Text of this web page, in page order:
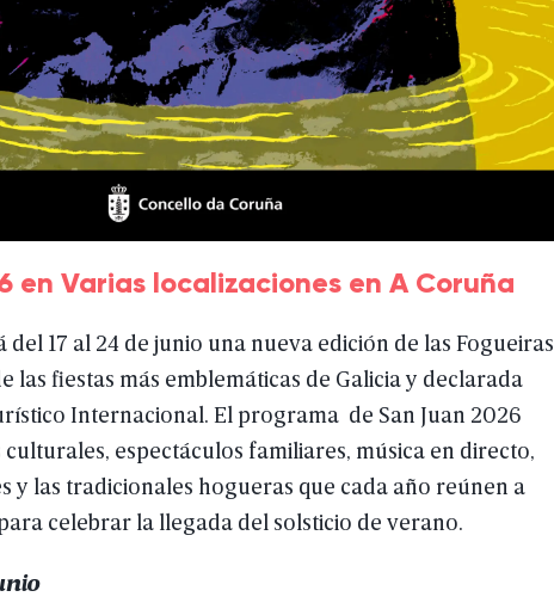
en Varias localizaciones en A Coruña
del 17 al 24 de junio una nueva edición de las Fogueiras
las fiestas más emblemáticas de Galiciay declarada
Internacional. El programa de San Juan 2026
culturales, espectáculos familiares, música en directo,
y las tradicionales hogueras que cada año reúnen a
celebrar la llegada del solsticio de verano.